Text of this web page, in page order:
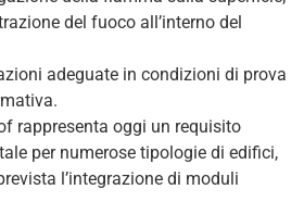
del fuoco all’interno del
adeguate in condizioni di prova
rappresenta oggi un requisito
per numerose tipologie di edifici,
l’integrazione di moduli